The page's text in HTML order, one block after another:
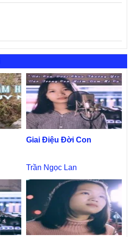
Giai Điệu Đời Con
Trần Ngọc Lan